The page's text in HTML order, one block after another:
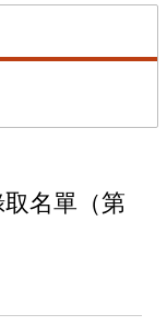
名單（第